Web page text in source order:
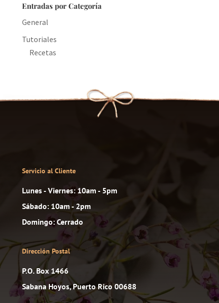
Entradas por Categoría
General
Tutoriales
Recetas
Servicio al Cliente
Lunes - Viernes: 10am - 5pm
Sábado: 10am - 2pm
Domingo: Cerrado
Dirección Postal
P.O. Box 1466
Sabana Hoyos, Puerto Rico 00688